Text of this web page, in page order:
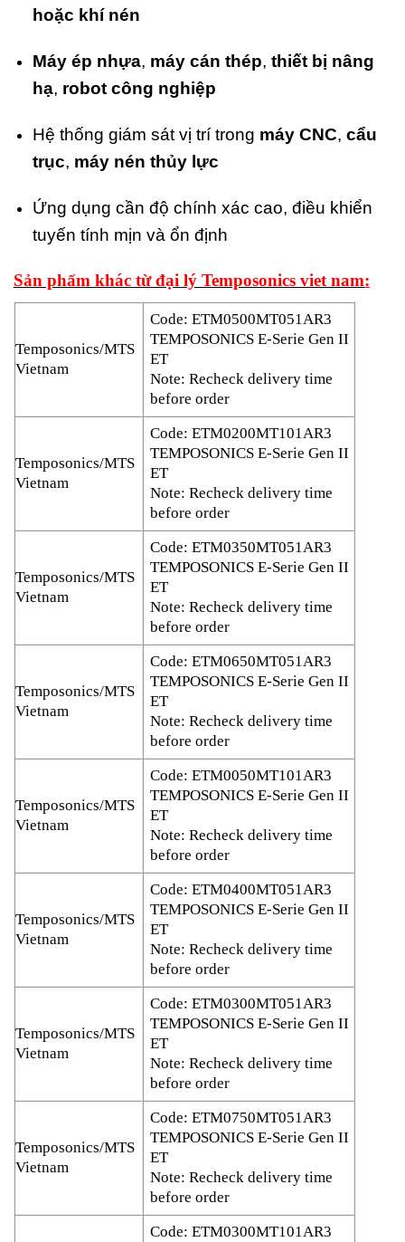
hoặc khí nén
Máy ép nhựa, máy cán thép, thiết bị nâng
hạ, robot công nghiệp
Hệ thống giám sát vị trí trong máy CNC, cẩu
trục, máy nén thủy lực
Ứng dụng cần độ chính xác cao, điều khiển
tuyến tính mịn và ổn định
Sản phẩm khác từ đại lý Temposonics viet nam:
Temposonics/MTS
Vietnam
Code: ETM0500MT051AR3
TEMPOSONICS E-Serie Gen II
ET
Note: Recheck delivery time
before order
Temposonics/MTS
Vietnam
Code: ETM0200MT101AR3
TEMPOSONICS E-Serie Gen II
ET
Note: Recheck delivery time
before order
Temposonics/MTS
Vietnam
Code: ETM0350MT051AR3
TEMPOSONICS E-Serie Gen II
ET
Note: Recheck delivery time
before order
Temposonics/MTS
Vietnam
Code: ETM0650MT051AR3
TEMPOSONICS E-Serie Gen II
ET
Note: Recheck delivery time
before order
Temposonics/MTS
Vietnam
Code: ETM0050MT101AR3
TEMPOSONICS E-Serie Gen II
ET
Note: Recheck delivery time
before order
Temposonics/MTS
Vietnam
Code: ETM0400MT051AR3
TEMPOSONICS E-Serie Gen II
ET
Note: Recheck delivery time
before order
Temposonics/MTS
Vietnam
Code: ETM0300MT051AR3
TEMPOSONICS E-Serie Gen II
ET
Note: Recheck delivery time
before order
Temposonics/MTS
Vietnam
Code: ETM0750MT051AR3
TEMPOSONICS E-Serie Gen II
ET
Note: Recheck delivery time
before order
Code: ETM0300MT101AR3